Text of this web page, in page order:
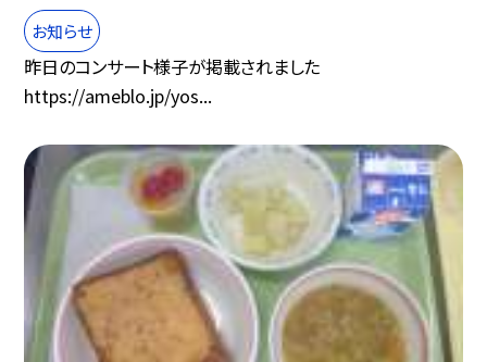
お知らせ
昨日のコンサート様子が掲載されました
https://ameblo.jp/yos...